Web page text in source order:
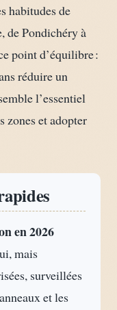
habitudes de
de Pondichéry à
point d’équilibre :
réduire un
l’essentiel
zones et adopter
en 2026
mais
surveillées
et les